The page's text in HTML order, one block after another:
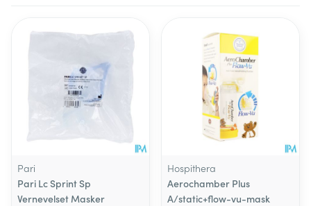
Pari
Pari Lc Sprint Sp
Vernevelset Masker
Hospithera
Aerochamber Plus
A/static+flow-vu-mask